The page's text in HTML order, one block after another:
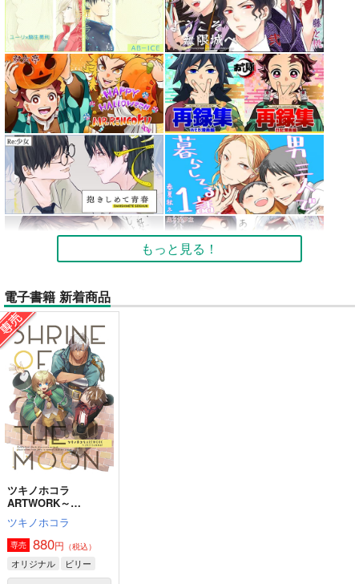
もっと見る！
電子書籍 新着商品
ツキノホコラ
ARTWORK～
2023Summer
ツキノホコラ
専売 880円 （税込）
オリジナル ビリー